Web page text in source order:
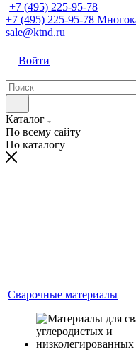
+7 (495) 225-95-78
+7 (495) 225-95-78
sale@ktnd.ru
Войти
Каталог
По всему сайту
По каталогу
Сварочные материалы